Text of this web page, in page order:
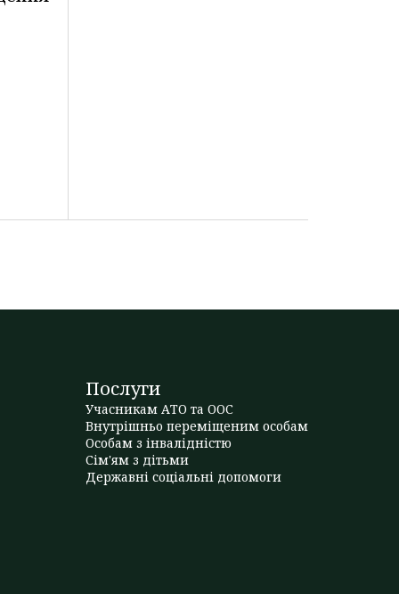
Послуги
Учасникам АТО та ООС
Внутрішньо переміщеним особам
Особам з інвалідністю
Сім'ям з дітьми
Державні соціальні допомоги